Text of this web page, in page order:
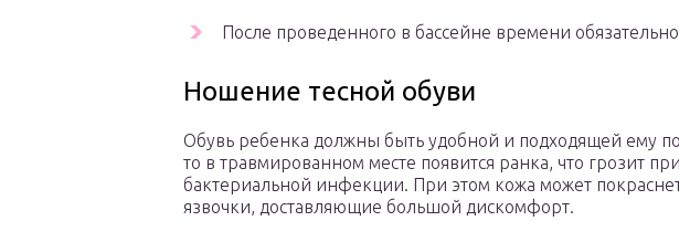
После проведенного в бассейне времени
Ношение тесной обуви
Обувь ребенка должны быть удобной и подходящей ему
то в травмированном месте появится ранка, что грозит
бактериальной инфекции. При этом кожа может
язвочки, доставляющие большой дискомфорт.